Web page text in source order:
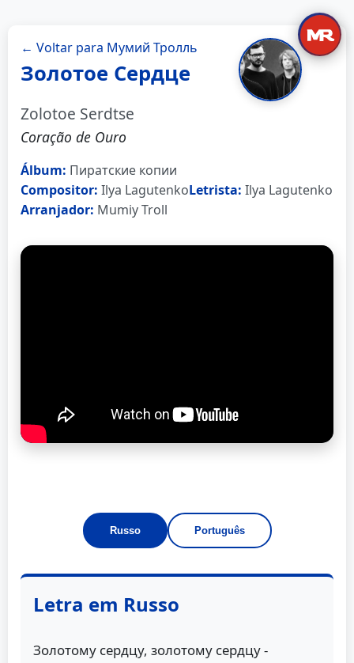
← Voltar para Мумий Тролль
Золотое Сердце
Zolotoe Serdtse
Coração de Ouro
Álbum: Пиратские копии
Compositor: Ilya LagutenkoLetrista: Ilya Lagutenko
Arranjador: Mumiy Troll
Russo Português
Letra em Russo
Золотому сердцу, золотому сердцу -